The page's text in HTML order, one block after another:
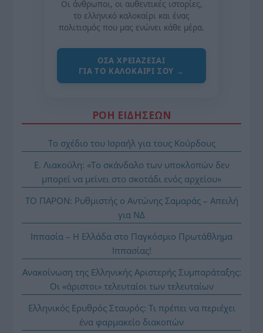
Οι άνθρωποι, οι αυθεντικές ιστορίες,
το ελληνικό καλοκαίρι και ένας
πολιτισμός που μας ενώνει κάθε μέρα.
ΌΣΑ ΧΡΕΙΆΖΕΣΑΙ
ΓΙΑ ΤΟ ΚΑΛΟΚΑΊΡΙ ΣΟΥ →
ΡΟΗ ΕΙΔΗΣΕΩΝ
Το σχέδιο του Ισραήλ για τους Κούρδους
Ε. Λιακούλη: «Το σκάνδαλο των υποκλοπών δεν
μπορεί να μείνει στο σκοτάδι ενός αρχείου»
ΤΟ ΠΑΡΟΝ: Ρυθμιστής ο Αντώνης Σαμαράς – Απειλή
για ΝΔ
Ιππασία – Η Ελλάδα στο Παγκόσμιο Πρωτάθλημα
Ιππασίας!
Ανακοίνωση της Ελληνικής Αριστερής Συμπαράταξης:
Οι «άριστοι» τελευταίοι των τελευταίων
Ελληνικός Ερυθρός Σταυρός: Τι πρέπει να περιέχει
ένα φαρμακείο διακοπών